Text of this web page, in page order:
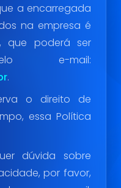
a encarregada
na empresa é
que poderá ser
e-mail:
.
o direito de
essa Política
dúvida sobre
por favor,